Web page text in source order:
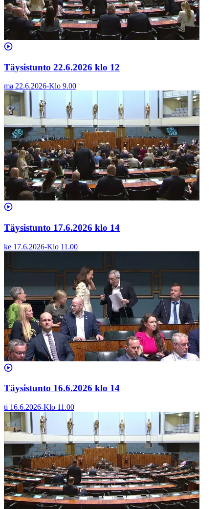
Täysistunto 22.6.2026 klo 12
ma 22.6.2026-Klo 9.00
Täysistunto 17.6.2026 klo 14
ke 17.6.2026-Klo 11.00
Täysistunto 16.6.2026 klo 14
ti 16.6.2026-Klo 11.00